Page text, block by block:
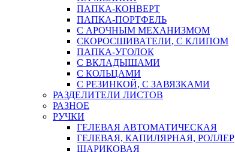
ПАПКА-КОНВЕРТ
ПАПКА-ПОРТФЕЛЬ
С АРОЧНЫМ МЕХАНИЗМОМ
СКОРОСШИВАТЕЛИ, С КЛИПОМ
ПАПКА-УГОЛОК
С ВКЛАДЫШАМИ
С КОЛЬЦАМИ
С РЕЗИНКОЙ, С ЗАВЯЗКАМИ
РАЗДЕЛИТЕЛИ ЛИСТОВ
РАЗНОЕ
РУЧКИ
ГЕЛЕВАЯ АВТОМАТИЧЕСКАЯ
ГЕЛЕВАЯ, КАПИЛЯРНАЯ, РОЛЛЕР
ШАРИКОВАЯ